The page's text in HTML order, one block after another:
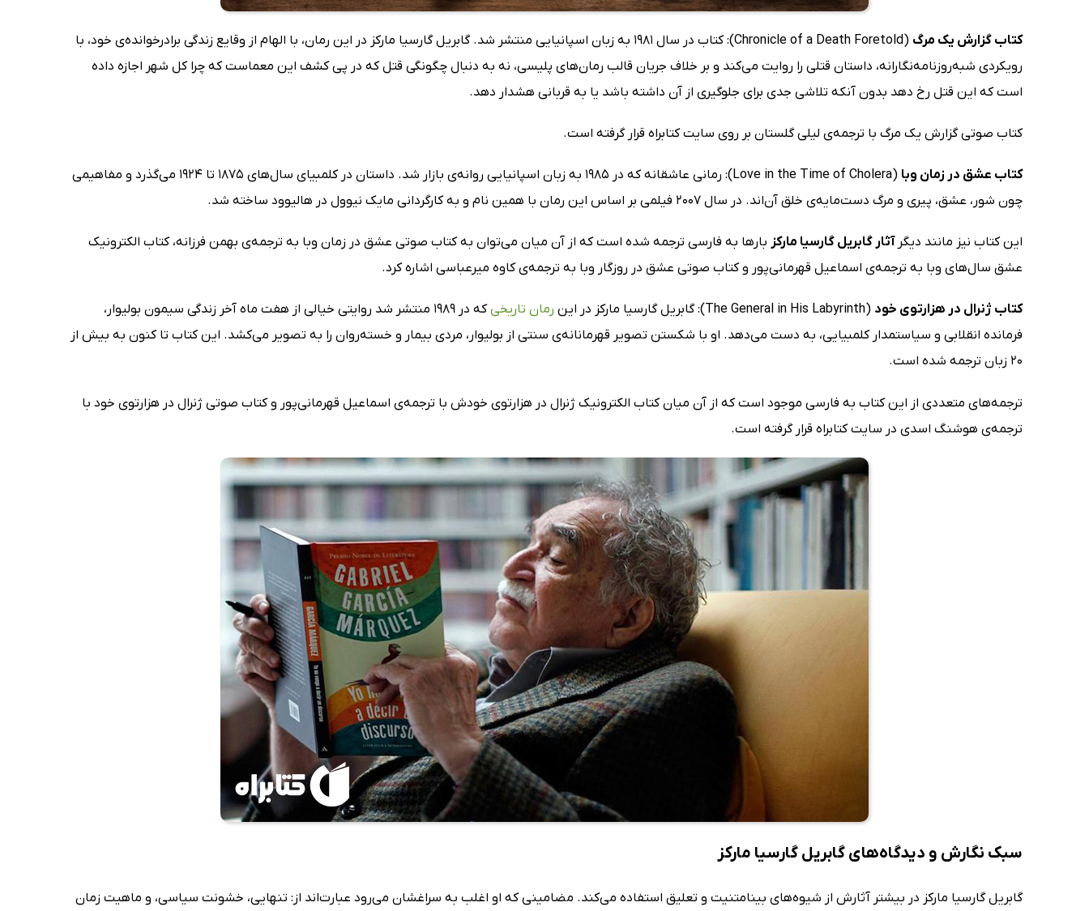
کتاب گزارش یک مرگ
(Chronicle of a Death Foretold): کتاب در سال 1981 به زبان اسپانیایی منتشر شد. گابریل گارسیا مارکز در این رمان، با الهام از وقایع زندگی برادرخوانده‌ی خود، با
رویکردی شبه‌روزنامه‌نگارانه، داستان قتلی را روایت می‌کند و بر خلاف جریان قالب رمان‌های پلیسی، نه به دنبال چگونگی قتل که در پی کشف این معماست که چرا کل شهر اجازه داده
است که این قتل رخ دهد بدون آنکه تلاشی جدی برای جلوگیری از آن داشته باشد یا به قربانی هشدار دهد.
کتاب صوتی گزارش یک مرگ با ترجمه‌ی لیلی گلستان بر روی سایت کتابراه قرار گرفته است.
کتاب عشق در زمان وبا
(Love in the Time of Cholera): رمانی عاشقانه که در 1985 به زبان اسپانیایی روانه‌ی بازار شد. داستان در کلمبیای سال‌های 1875 تا 1924 می‌گذرد و مفاهیمی
چون شور، عشق، پیری و مرگ دست‌مایه‌ی خلق آن‌اند. در سال 2007 فیلمی بر اساس این رمان با همین نام و به کارگردانی مایک نیوول در هالیوود ساخته شد.
این کتاب نیز مانند دیگرآثار گابریل گارسیا مارکز بارها به فارسی ترجمه شده است که از آن میان می‌توان به کتاب صوتی عشق در زمان وبا به ترجمه‌ی بهمن فرزانه، کتاب الکترونیک
عشق سال‌های وبا به ترجمه‌ی اسماعیل قهرمانی‌پور و کتاب صوتی عشق در روزگار وبا به ترجمه‌ی کاوه میرعباسی اشاره کرد.
کتاب ژنرال در هزارتوی خود (The General in His Labyrinth): گابریل گارسیا مارکز در این رمان تاریخی
که در 1989 منتشر شد روایتی خیالی از هفت ماه آخر زندگی سیمون بولیوار،
فرمانده انقلابی و سیاستمدار کلمبیایی، به دست می‌دهد. او با شکستن تصویر قهرمانانه‌ی سنتی از بولیوار، مردی بیمار و خسته‌روان را به تصویر می‌کشد. این کتاب تا کنون به بیش از
20 زبان ترجمه شده است.
ترجمه‌های متعددی از این کتاب به فارسی موجود است که از آن میان کتاب الکترونیک ژنرال در هزارتوی خودش با ترجمه‌ی اسماعیل قهرمانی‌پور و کتاب صوتی ژنرال در هزارتوی خود با
ترجمه‌ی هوشنگ اسدی در سایت کتابراه قرار گرفته است.
سبک نگارش و دیدگاه‌های گابریل گارسیا مارکز
گابریل گارسیا مارکز در بیشتر آثارش از شیوه‌های بینامتنیت و تعلیق استفاده می‌کند. مضامینی که او اغلب به سراغشان می‌رود عبارت‌اند از: تنهایی، خشونت سیاسی، و ماهیت زمان